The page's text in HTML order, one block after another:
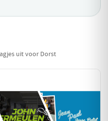
uit voor Dorst